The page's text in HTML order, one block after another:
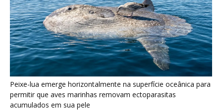
Peixe-lua emerge horizontalmente na superfície oceânica para
permitir que aves marinhas removam ectoparasitas
acumulados em sua pele